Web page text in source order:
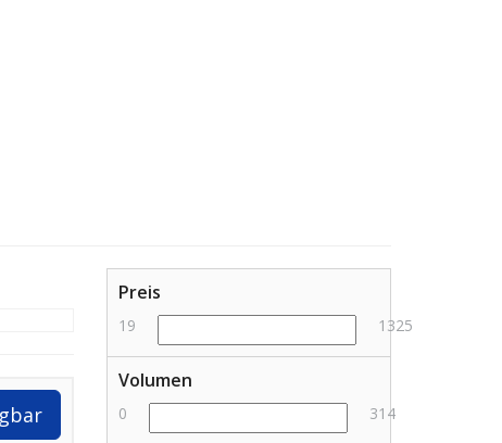
Preis
19 1325
Volumen
0 314